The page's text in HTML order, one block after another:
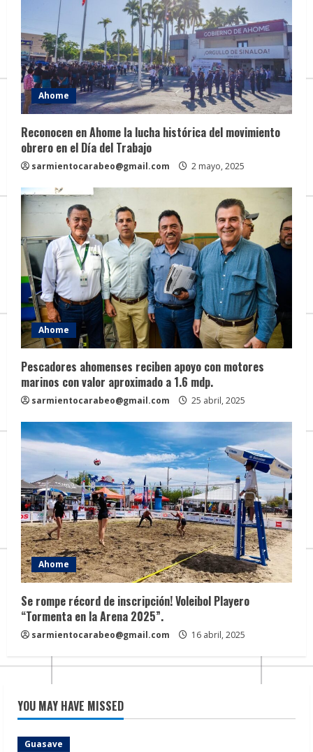
a
d
i
n
g
Ahome
Reconocen en Ahome la lucha histórica del movimiento
obrero en el Día del Trabajo
sarmientocarabeo@gmail.com 2 mayo, 2025
Ahome
Pescadores ahomenses reciben apoyo con motores
marinos con valor aproximado a 1.6 mdp.
sarmientocarabeo@gmail.com 25 abril, 2025
Ahome
Se rompe récord de inscripción! Voleibol Playero
“Tormenta en la Arena 2025”.
sarmientocarabeo@gmail.com 16 abril, 2025
YOU MAY HAVE MISSED
Guasave